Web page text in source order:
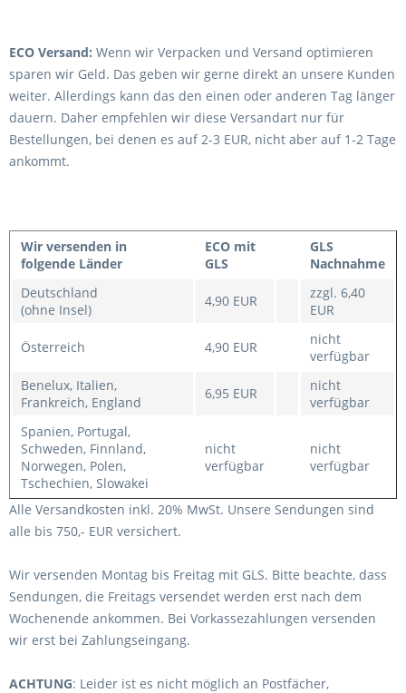
ECO Versand: Wenn wir Verpacken und Versand optimieren
sparen wir Geld. Das geben wir gerne direkt an unsere Kunden
weiter. Allerdings kann das den einen oder anderen Tag länger
dauern. Daher empfehlen wir diese Versandart nur für
Bestellungen, bei denen es auf 2-3 EUR, nicht aber auf 1-2 Tage
ankommt.
Wir versenden in
folgende Länder
ECO mit
GLS
GLS
Nachnahme
Deutschland
(ohne Insel)
4,90 EUR
zzgl. 6,40
EUR
Österreich 4,90 EUR
nicht
verfügbar
Benelux, Italien,
Frankreich, England
6,95 EUR
nicht
verfügbar
Spanien, Portugal,
Schweden, Finnland,
Norwegen, Polen,
Tschechien, Slowakei
nicht
verfügbar
nicht
verfügbar
Alle Versandkosten inkl. 20% MwSt. Unsere Sendungen sind
alle bis 750,- EUR versichert.
Wir versenden Montag bis Freitag mit GLS. Bitte beachte, dass
Sendungen, die Freitags versendet werden erst nach dem
Wochenende ankommen. Bei Vorkassezahlungen versenden
wir erst bei Zahlungseingang.
ACHTUNG: Leider ist es nicht möglich an Postfächer,